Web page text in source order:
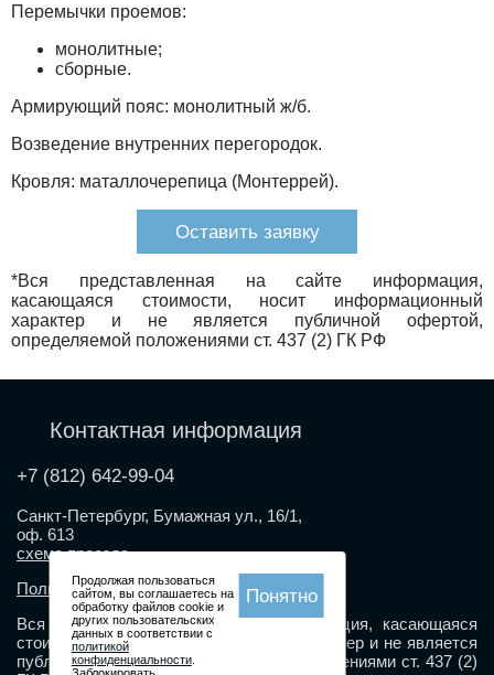
Перемычки проемов:
монолитные;
сборные.
Армирующий пояс: монолитный ж/б.
Возведение внутренних перегородок.
Кровля: маталлочерепица (Монтеррей).
Оставить заявку
*Вся представленная на сайте информация,
касающаяся стоимости, носит информационный
характер и не является публичной офертой,
определяемой положениями ст. 437 (2) ГК РФ
Контактная информация
+7 (812) 642-99-04
Санкт-Петербург, Бумажная ул., 16/1,
оф. 613
схема проезда
Политика конфиденциальности
Вся представленная на сайте информация, касающаяся
стоимости, носит информационный характер и не является
публичной офертой, определяемой положениями ст. 437 (2)
Продолжая пользоваться
сайтом, вы соглашаетесь на
обработку файлов cookie и
других пользовательских
данных в соответствии с
политикой
конфиденциальности.
Понятно